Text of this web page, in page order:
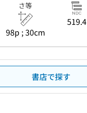
さ等
98p ; 30cm
519.4
書店で探す